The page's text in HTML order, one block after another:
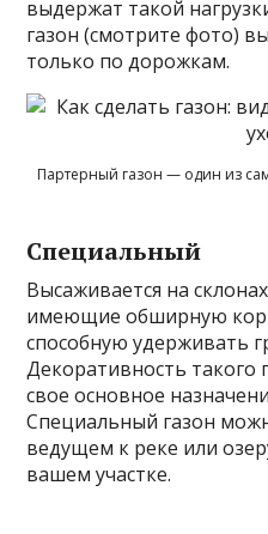
выдержат такой
газон (смотрите фото)
только по дорожкам.
Партерный газон — один из
Специальный
Высаживается на
имеющие обширную
способную удерживать
Декоративность такого
свое основное
Специальный газон
ведущем к реке или
вашем участке.